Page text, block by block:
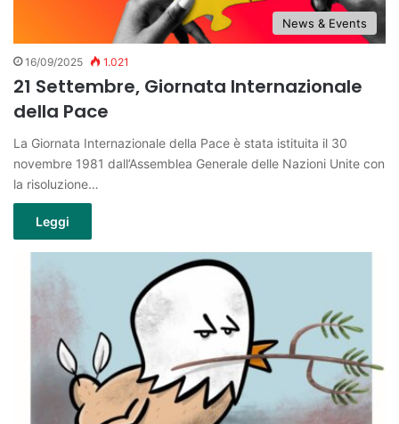
News & Events
16/09/2025 1.021
21 Settembre, Giornata Internazionale
della Pace
La Giornata Internazionale della Pace è stata istituita il 30
novembre 1981 dall’Assemblea Generale delle Nazioni Unite con
la risoluzione…
Leggi